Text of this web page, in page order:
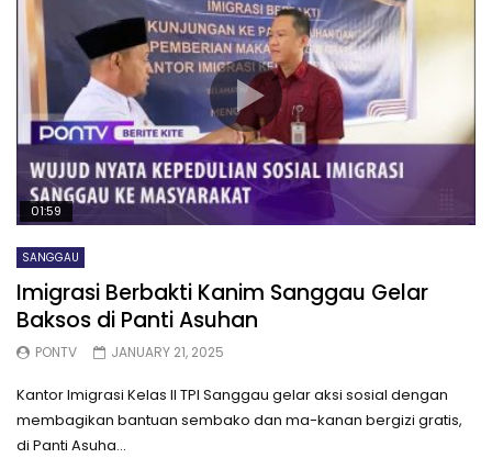
01:59
SANGGAU
Imigrasi Berbakti Kanim Sanggau Gelar
Baksos di Panti Asuhan
PONTV JANUARY 21, 2025
Kantor Imigrasi Kelas II TPI Sanggau gelar aksi sosial dengan
membagikan bantuan sembako dan ma-kanan bergizi gratis,
di Panti Asuha...